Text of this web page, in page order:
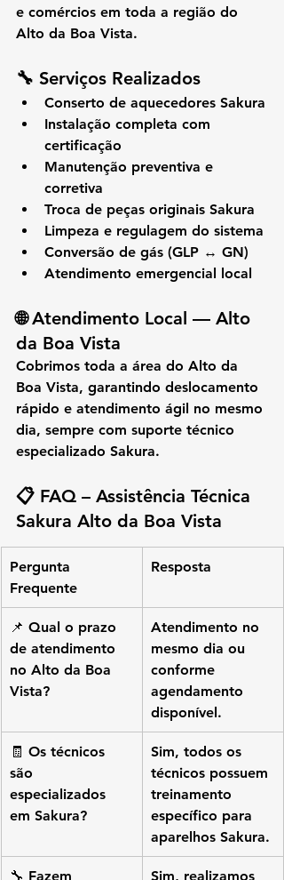
e comércios em toda a região do
Alto da Boa Vista.
🔧 Serviços Realizados
Conserto de aquecedores Sakura
Instalação completa com
certificação
Manutenção preventiva e
corretiva
Troca de peças originais Sakura
Limpeza e regulagem do sistema
Conversão de gás (GLP ↔ GN)
Atendimento emergencial local
🌐 Atendimento Local — Alto
da Boa Vista
Cobrimos toda a área do Alto da
Boa Vista, garantindo deslocamento
rápido e atendimento ágil no mesmo
dia, sempre com suporte técnico
especializado Sakura.
📋 FAQ – Assistência Técnica
Sakura Alto da Boa Vista
Pergunta
Frequente
Resposta
📌 Qual o prazo
de atendimento
no Alto da Boa
Vista?
Atendimento no
mesmo dia ou
conforme
agendamento
disponível.
🧾 Os técnicos
são
especializados
em Sakura?
Sim, todos os
técnicos possuem
treinamento
específico para
aparelhos Sakura.
🔧 Fazem Sim, realizamos